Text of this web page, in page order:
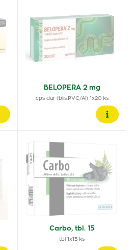
BELOPERA 2 mg
cps dur (blis.PVC/Al) 1x20 ks
Carbo, tbl. 15
tbl 1x15 ks